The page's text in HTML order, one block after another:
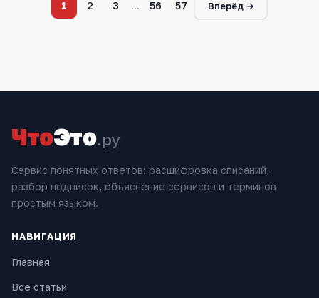
1 2 3 … 56 57 Вперёд →
ЧтоЭто.ру
Сервис понятных ответов: расшифровка списаний,
разбор подписок, объяснение сервисов и терминов
простым языком.
НАВИГАЦИЯ
Главная
Все статьи